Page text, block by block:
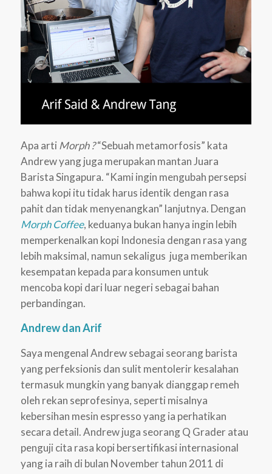
Apa arti Morph ?“Sebuah metamorfosis” kata
Andrew yang juga merupakan mantan Juara
Barista Singapura. “Kami ingin mengubah persepsi
bahwa kopi itu tidak harus identik dengan rasa
pahit dan tidak menyenangkan” lanjutnya. Dengan
Morph Coffee, keduanya bukan hanya ingin lebih
memperkenalkan kopi Indonesia dengan rasa yang
lebih maksimal, namun sekaligus juga memberikan
kesempatan kepada para konsumen untuk
mencoba kopi dari luar negeri sebagai bahan
perbandingan.
Andrew dan Arif
Saya mengenal Andrew sebagai seorang barista
yang perfeksionis dan sulit mentolerir kesalahan
termasuk mungkin yang banyak dianggap remeh
oleh rekan seprofesinya, seperti misalnya
kebersihan mesin espresso yang ia perhatikan
secara detail. Andrew juga seorang Q Grader atau
penguji cita rasa kopi bersertifikasi internasional
yang ia raih di bulan November tahun 2011 di